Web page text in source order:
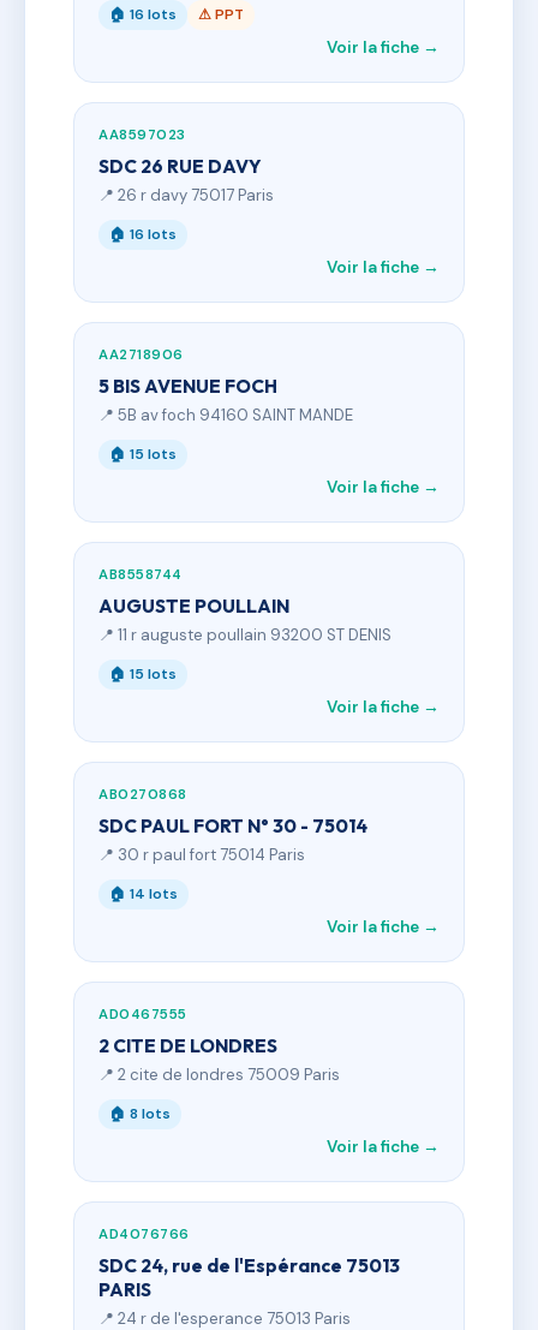
🏠 16 lots ⚠ PPT
Voir la fiche →
AA8597023
SDC 26 RUE DAVY
📍 26 r davy 75017 Paris
🏠 16 lots
Voir la fiche →
AA2718906
5 BIS AVENUE FOCH
📍 5B av foch 94160 SAINT MANDE
🏠 15 lots
Voir la fiche →
AB8558744
AUGUSTE POULLAIN
📍 11 r auguste poullain 93200 ST DENIS
🏠 15 lots
Voir la fiche →
AB0270868
SDC PAUL FORT N° 30 - 75014
📍 30 r paul fort 75014 Paris
🏠 14 lots
Voir la fiche →
AD0467555
2 CITE DE LONDRES
📍 2 cite de londres 75009 Paris
🏠 8 lots
Voir la fiche →
AD4076766
SDC 24, rue de l'Espérance 75013
PARIS
📍 24 r de l'esperance 75013 Paris